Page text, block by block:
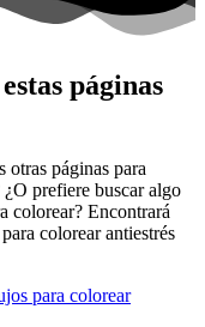
páginas
otras páginas para
prefiere buscar algo
colorear? Encontrará
colorear antiestrés